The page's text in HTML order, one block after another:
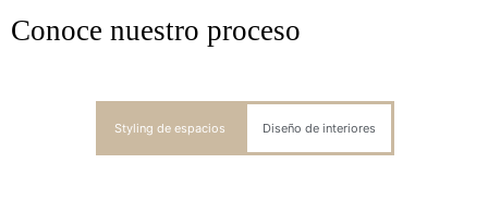
Conoce nuestro proceso
Styling de espacios Diseño de interiores